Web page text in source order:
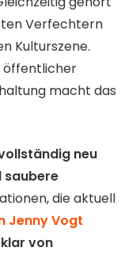
Verfechtern
Kulturszene.
öffentlicher
macht das
neu
saubere
die aktuell
Jenny Vogt
von